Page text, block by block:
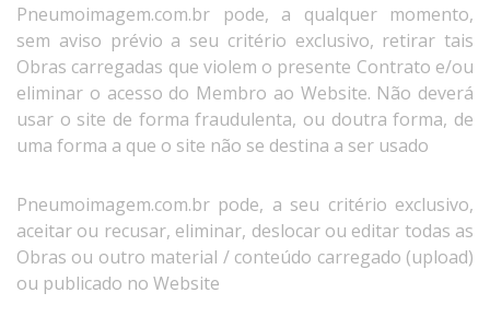
Pneumoimagem.com.br pode, a qualquer momento,
sem aviso prévio a seu critério exclusivo, retirar tais
Obras carregadas que violem o presente Contrato e/ou
eliminar o acesso do Membro ao Website. Não deverá
usar o site de forma fraudulenta, ou doutra forma, de
uma forma a que o site não se destina a ser usado
Pneumoimagem.com.br pode, a seu critério exclusivo,
aceitar ou recusar, eliminar, deslocar ou editar todas as
Obras ou outro material / conteúdo carregado (upload)
ou publicado no Website